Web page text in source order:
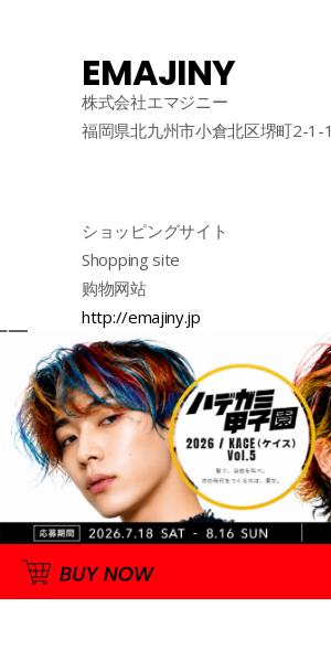
EMAJINY
株式会社エマジニー
福岡県北九州市小倉北区堺町2-1-1
ショッピングサイト
Shopping site
购物网站
http://emajiny.jp